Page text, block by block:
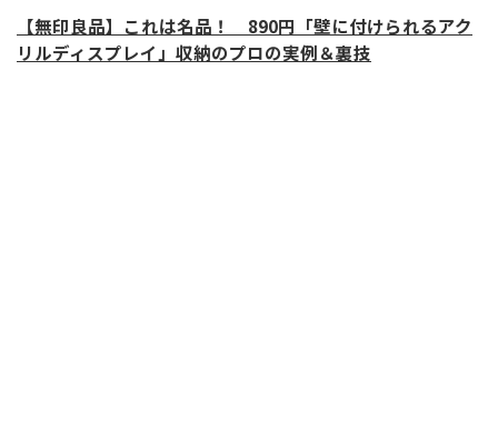
【無印良品】これは名品！ 890円「壁に付けられるアク
リルディスプレイ」収納のプロの実例＆裏技